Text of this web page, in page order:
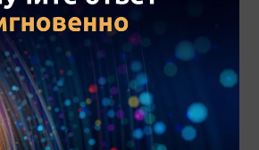
п. 11 ст. 346.43
НК РФ содержит
(имеющую приоритет над
ст. 80НК РФ), в силу которой ИП,
не признаются
НДС, за исключением НДС,
в соответствии с НК РФ, при
предпринимательской